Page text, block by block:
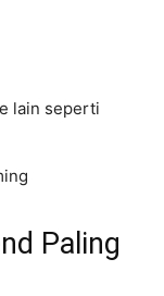
lain seperti
Paling